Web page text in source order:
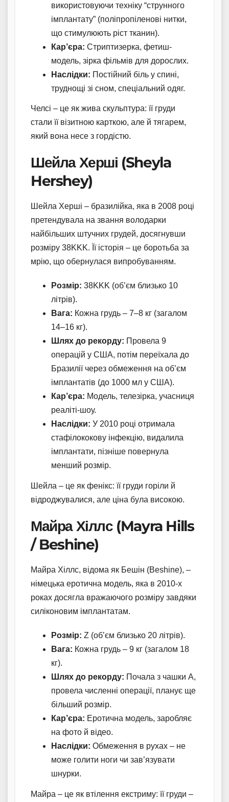
використовуючи техніку “струнного
імплантату” (поліпропіленові нитки,
що стимулюють ріст тканин).
Кар’єра: Стриптизерка, фетиш-
модель, зірка фільмів для дорослих.
Наслідки: Постійний біль у спині,
труднощі зі сном, спеціальний одяг.
Челсі – це як жива скульптура: її груди
стали її візитною карткою, але й тягарем,
який вона несе з гордістю.
Шейла Херші (Sheyla
Hershey)
Шейла Херші – бразилійка, яка в 2008 році
претендувала на звання володарки
найбільших штучних грудей, досягнувши
розміру 38KKK. Її історія – це боротьба за
мрію, що обернулася випробуванням.
Розмір: 38KKK (об’єм близько 10
літрів).
Вага: Кожна грудь – 7–8 кг (загалом
14–16 кг).
Шлях до рекорду: Провела 9
операцій у США, потім переїхала до
Бразилії через обмеження на об’єм
імплантатів (до 1000 мл у США).
Кар’єра: Модель, телезірка, учасниця
реаліті-шоу.
Наслідки: У 2010 році отримала
стафілококову інфекцію, видалила
імплантати, пізніше повернула
менший розмір.
Шейла – це як фенікс: її груди горіли й
відроджувалися, але ціна була високою.
Майра Хіллс (Mayra Hills
/ Beshine)
Майра Хіллс, відома як Бешін (Beshine), –
німецька еротична модель, яка в 2010-х
роках досягла вражаючого розміру завдяки
силіконовим імплантатам.
Розмір: Z (об’єм близько 20 літрів).
Вага: Кожна грудь – 9 кг (загалом 18
кг).
Шлях до рекорду: Почала з чашки A,
провела численні операції, планує ще
більший розмір.
Кар’єра: Еротична модель, заробляє
на фото й відео.
Наслідки: Обмеження в рухах – не
може голити ноги чи зав’язувати
шнурки.
Майра – це як втілення екстриму: її груди –